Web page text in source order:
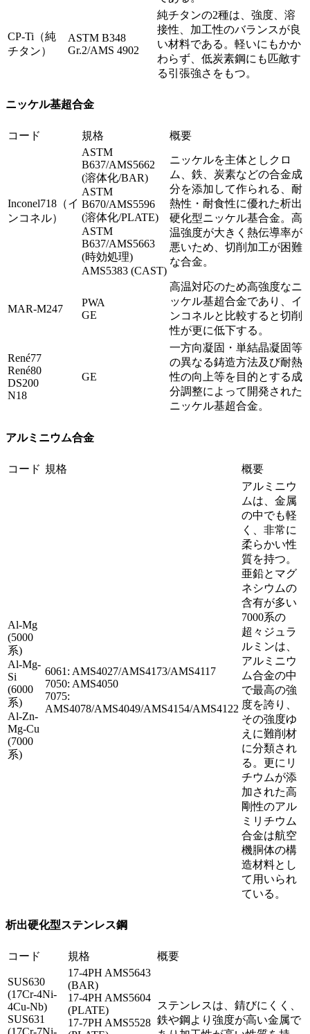
CP-Ti（純
チタン）
ASTM B348
Gr.2/AMS 4902
純チタンの2種は、強度、溶
接性、加工性のバランスが良
い材料である。軽いにもかか
わらず、低炭素鋼にも匹敵す
る引張強さをもつ。
ニッケル基超合金
コード 規格 概要
Inconel718（イ
ンコネル）
ASTM
B637/AMS5662
(溶体化/BAR)
ASTM
B670/AMS5596
(溶体化/PLATE)
ASTM
B637/AMS5663
(時効処理)
AMS5383 (CAST)
ニッケルを主体としクロ
ム、鉄、炭素などの合金成
分を添加して作られる、耐
熱性・耐食性に優れた析出
硬化型ニッケル基合金。高
温強度が大きく熱伝導率が
悪いため、切削加工が困難
な合金。
MAR-M247
PWA
GE
高温対応のため高強度なニ
ッケル基超合金であり、イ
ンコネルと比較すると切削
性が更に低下する。
René77
René80
DS200
N18
GE
一方向凝固・単結晶凝固等
の異なる鋳造方法及び耐熱
性の向上等を目的とする成
分調整によって開発された
ニッケル基超合金。
アルミニウム合金
コード 規格 概要
Al-Mg
(5000
系)
Al-Mg-
Si
(6000
系)
Al-Zn-
Mg-Cu
(7000
系)
6061: AMS4027/AMS4173/AMS4117
7050: AMS4050
7075:
AMS4078/AMS4049/AMS4154/AMS4122
アルミニウ
ムは、金属
の中でも軽
く、非常に
柔らかい性
質を持つ。
亜鉛とマグ
ネシウムの
含有が多い
7000系の
超々ジュラ
ルミンは、
アルミニウ
ム合金の中
で最高の強
度を誇り、
その強度ゆ
えに難削材
に分類され
る。更にリ
チウムが添
加された高
剛性のアル
ミリチウム
合金は航空
機胴体の構
造材料とし
て用いられ
ている。
析出硬化型ステンレス鋼
コード 規格 概要
SUS630
(17Cr-4Ni-
4Cu-Nb)
SUS631
17-4PH AMS5643
(BAR)
17-4PH AMS5604
(PLATE)
17-7PH AMS5528
ステンレスは、錆びにくく、
鉄や鋼より強度が高い金属で